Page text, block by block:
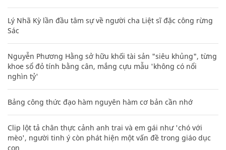
Lý Nhã Kỳ lần đầu tâm sự về người cha Liệt sĩ đặc công rừng
Sác
Nguyễn Phương Hằng sở hữu khối tài sản "siêu khủng", từng
khoe sổ đỏ tính bằng cân, mắng cựu mẫu 'không có nổi
nghìn tỷ'
Bảng công thức đạo hàm nguyên hàm cơ bản cần nhớ
Clip lột tả chân thực cảnh anh trai và em gái như 'chó với
mèo', người tinh ý còn phát hiện một vấn đề trong giáo dục
con